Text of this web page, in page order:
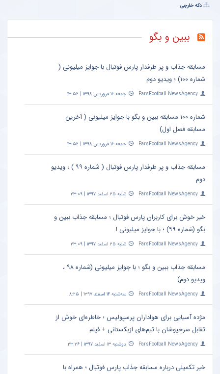
ویژه تا
امشب)
بدون
ضامن
و چک
محدود)
5تا۷کیلو
گروه
دکه خارجی
ببین و بگو
مسابقه جذاب و پر طرفدار پارس فوتبال با جوایز میلیونی (
شماره ۱۰۰) ؛ ویدیو دوم
ParsFootball NewsAgency جمعه ۱۶ فروردین ۱۳۹۸ | ۱۳:۵۲
شماره ۱۰۰ مسابقه ببین و بگو با جوایز میلیونی ( آخرین
مسابقه فصل اول)
ParsFootball NewsAgency جمعه ۱۶ فروردین ۱۳۹۸ | ۱۳:۵۲
مسابقه جذاب و پر طرفدار پارس فوتبال ( شماره ۹۹ ) ؛ ویدیو
دوم
ParsFootball NewsAgency شنبه ۲۵ اسفند ۱۳۹۷ | ۲۳:۰۹
خبر خوش برای کاربران پارس فوتبال ؛ مسابقه جذاب ببین و
بگو (شماره ۹۹) ؛ با جوایز میلیونی !
ParsFootball NewsAgency شنبه ۲۵ اسفند ۱۳۹۷ | ۲۳:۰۹
مسابقه جذاب ببین و بگو ؛ با جوایز میلیونی (شماره ۹۸ ،
ویدیو دوم)
ParsFootball NewsAgency سه‌شنبه ۱۴ اسفند ۱۳۹۷ | ۸:۲۵
مژده آسیایی برای هواداران پرسپولیس ؛ خاطره‌ای خوش از
تقابل سرخپوشان با تیم‌های ازبکستانی + فیلم
ParsFootball NewsAgency دوشنبه ۱۳ اسفند ۱۳۹۷ | ۲۳:۲۶
خبر تکمیلی درباره مسابقه جذاب پارس فوتبال ؛ همراه با